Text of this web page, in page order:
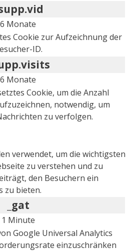
6 Monate
Cookie zur Aufzeichnung der
ID.
6 Monate
Cookie, um die Anzahl
notwendig, um
zu verfolgen.
verwendet, um die wichtigsten
zu verstehen und zu
den Besuchern ein
zu bieten.
_gat
1 Minute
Google Universal Analytics
einzuschränken